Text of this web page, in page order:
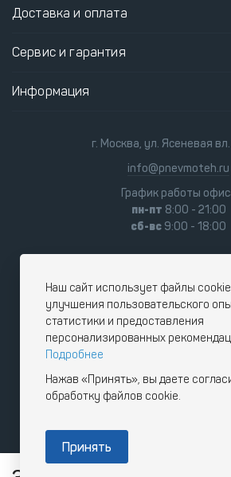
Доставка и оплата
Сервис и гарантия
Информация
г. Москва, ул. Ясеневая
info@pnevmoteh.ru
График работы
пн-пт 8:00 - 21:00
сб-вс 9:00 - 18:00
Наш сайт использует файлы
улучшения пользовательского
статистики и предоставления
персонализированных
Подробнее
Нажав «Принять», вы даете
обработку файлов cookie.
Принять